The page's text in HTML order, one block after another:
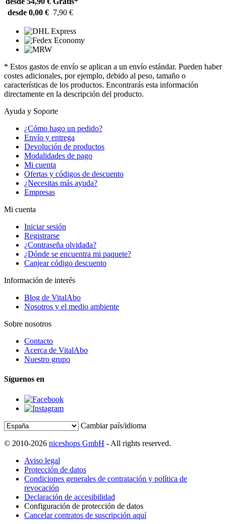
desde 0,00 € 7,90 €
* Estos gastos de envío se aplican a un envío estándar. Pueden haber
costes adicionales, por ejemplo, debido al peso, tamaño o
características de los productos. Encontrarás esta información
directamente en la descripción del producto.
Ayuda y Soporte
¿Cómo hago un pedido?
Envío y entrega
Devolución de productos
Modalidades de pago
Mi cuenta
Ofertas y códigos de descuento
¿Necesitas más ayuda?
Empresas
Mi cuenta
Iniciar sesión
Registrarse
¿Contraseña olvidada?
¿Dónde se encuentra mi paquete?
Canjear código descuento
Información de interés
Blog de VitalAbo
Nosotros y el medio ambiente
Sobre nosotros
Contacto
Acerca de VitalAbo
Nuestro grupo
Síguenos en
Cambiar país/idioma
© 2010-2026 niceshops GmbH - All rights reserved.
Aviso legal
Protección de datos
Condiciones generales de contratación y política de
revocación
Declaración de accesibilidad
Configuración de protección de datos
Cancelar contratos de suscripción aquí